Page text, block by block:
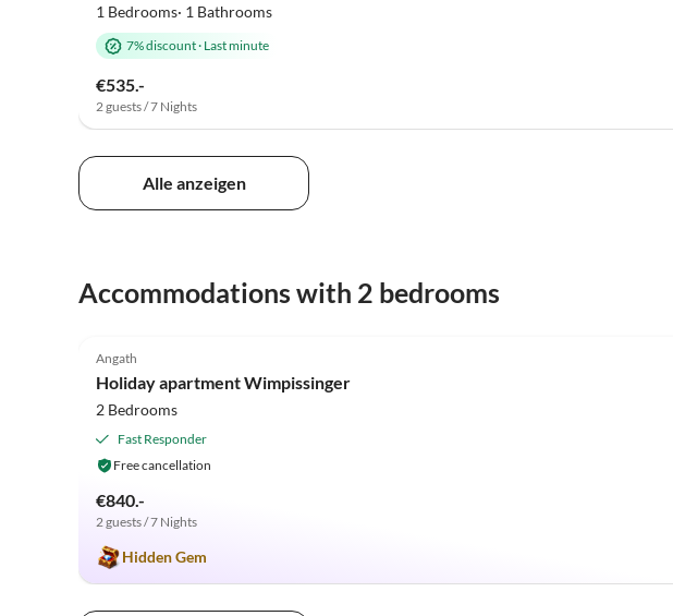
1 Bedrooms· 1 Bathrooms
7% discount· Last minute
€535.-
2 guests / 7 Nights
Alle anzeigen
Accommodations with 2 bedrooms
Angath
Holiday apartment Wimpissinger
2 Bedrooms
Fast Responder
Free cancellation
€840.-
2 guests / 7 Nights
Hidden Gem